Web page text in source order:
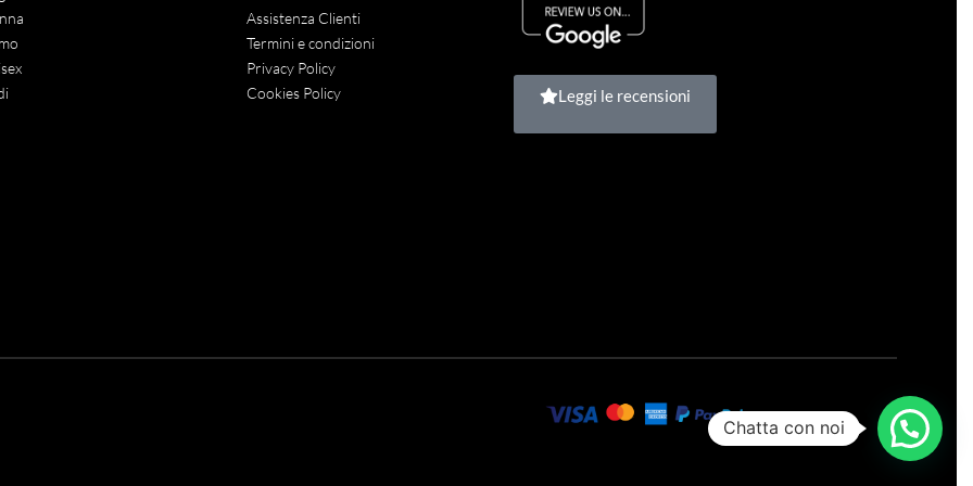
Assistenza Clienti
Termini e condizioni
Privacy Policy
Cookies Policy
Leggi le recensioni
Chatta con noi